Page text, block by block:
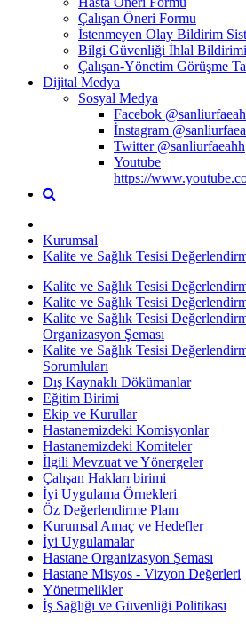
Çalışan Öneri Formu
İstenmeyen Olay Bildirim
Bilgi Güvenliği İhlal Bildirimi
Çalışan-Yönetim Görüşme
Dijital Medya
Sosyal Medya
Facebok @sanliurfaeah
İnstagram
Twitter @sanliurfaeahh
Youtube
https://
Kurumsal
Kalite ve Sağlık Tesisi
Kalite ve Sağlık Tesisi
Kalite ve Sağlık Tesisi
Kalite ve Sağlık Tesisi
Organizasyon Şeması
Kalite ve Sağlık Tesisi
Sorumluları
Dış Kaynaklı Dökümanlar
Eğitim Birimi
Ekip ve Kurullar
Hastanemizdeki Komisyonlar
Hastanemizdeki Komiteler
İlgili Mevzuat ve Yönergeler
Çalışan Hakları birimi
İyi Uygulama Örnekleri
Öz Değerlendirme Planı
Kurumsal Amaç ve Hedefler
İyi Uygulamalar
Hastane Organizasyon Şeması
Hastane Misyos - Vizyon Değerleri
Yönetmelikler
İş Sağlığı ve Güvenliği Politikası